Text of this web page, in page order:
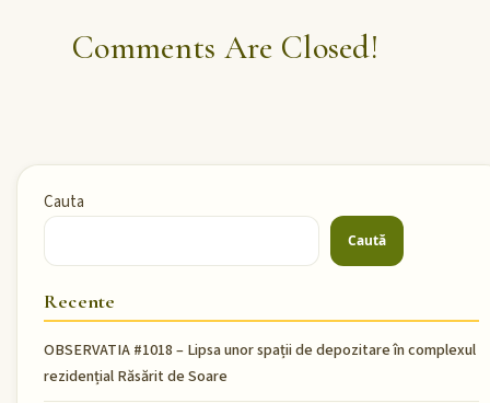
Comments Are Closed!
Cauta
Caută
Recente
OBSERVATIA #1018 – Lipsa unor spații de depozitare în complexul
rezidențial Răsărit de Soare